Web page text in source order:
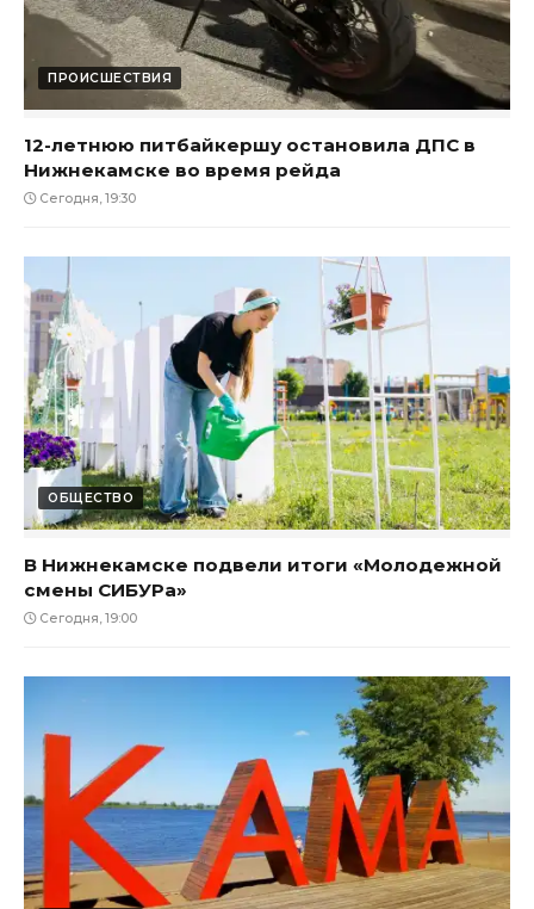
ПРОИСШЕСТВИЯ
12-летнюю питбайкершу остановила ДПС в
Нижнекамске во время рейда
Сегодня, 19:30
ОБЩЕСТВО
В Нижнекамске подвели итоги «Молодежной
смены СИБУРа»
Сегодня, 19:00